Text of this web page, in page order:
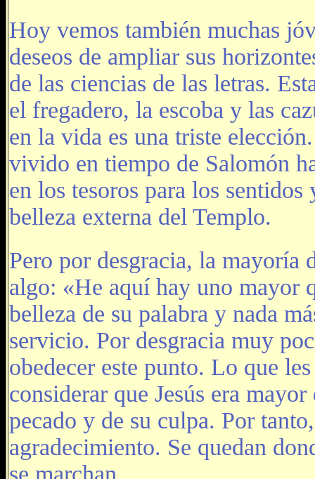
Hoy vemos también muchas
deseos de ampliar sus
de las ciencias de las letras.
el fregadero, la escoba y las
en la vida es una triste
vivido en tiempo de Salomón
en los tesoros para los
belleza externa del Templo.
Pero por desgracia, la mayoría
algo: «He aquí hay uno mayor
belleza de su palabra y nada
servicio. Por desgracia muy
obedecer este punto. Lo que
considerar que Jesús era
pecado y de su culpa. Por
agradecimiento. Se quedan
se marchan.